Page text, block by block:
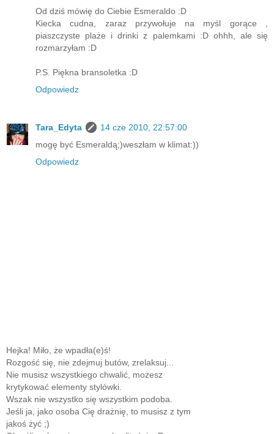
Od dziś mówię do Ciebie Esmeraldo :D
Kiecka cudna, zaraz przywołuje na myśl gorące ,
piaszczyste plaże i drinki z palemkami :D ohhh, ale się
rozmarzyłam :D
P.S. Piękna bransoletka :D
Odpowiedz
Tara_Edyta
14 cze 2010, 22:57:00
mogę być Esmeraldą;)weszłam w klimat:))
Odpowiedz
Hejka! Miło, że wpadła(e)ś!
Rozgość się, nie zdejmuj butów, zrelaksuj...
Nie musisz wszystkiego chwalić, możesz
krytykować elementy stylówki.
Wszak nie wszystko się wszystkim podoba.
Jeśli ja, jako osoba Cię drażnię, to musisz z tym
jakoś żyć ;)